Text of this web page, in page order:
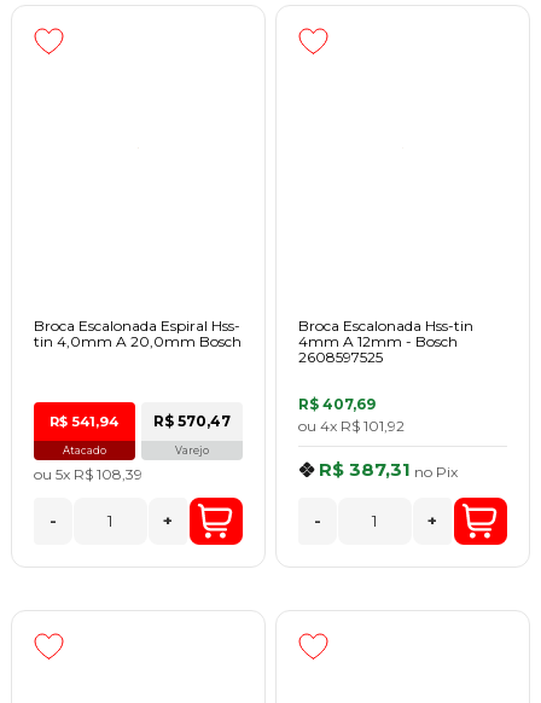
Broca Escalonada Espiral Hss-
tin 4,0mm A 20,0mm Bosch
R$ 541,94
Atacado
R$ 570,47
Varejo
ou 5x R$ 108,39
- +
Broca Escalonada Hss-tin
4mm A 12mm - Bosch
2608597525
R$ 407,69
ou 4x R$ 101,92
R$ 387,31 no Pix
- +